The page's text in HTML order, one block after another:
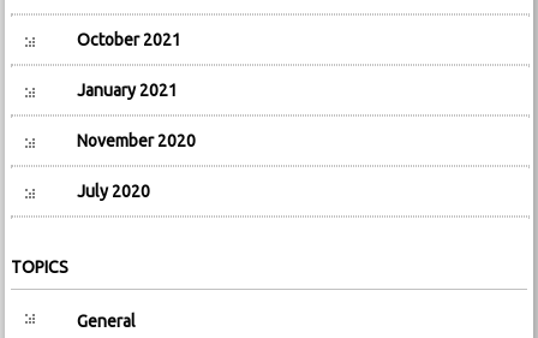
October 2021
January 2021
November 2020
July 2020
TOPICS
General